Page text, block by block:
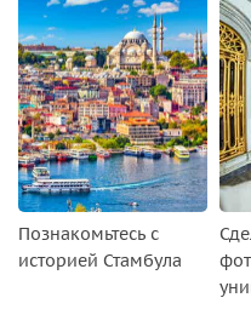
Познакомьтесь с
историей Стамбула